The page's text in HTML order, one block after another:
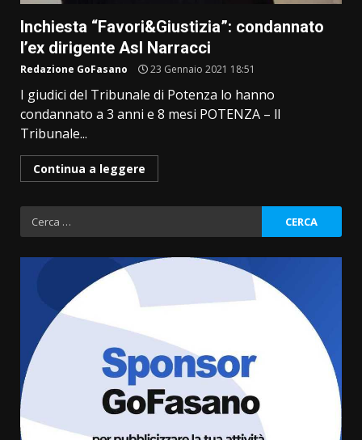
Inchiesta “Favori&Giustizia”: condannato
l’ex dirigente Asl Narracci
Redazione GoFasano 23 Gennaio 2021 18:51
I giudici del Tribunale di Potenza lo hanno
condannato a 3 anni e 8 mesi POTENZA – ll
Tribunale...
Continua a leggere
Ricerca
per:
Politiche Giovanili e Mobilità
Sostenibile: premiati gli studenti
universitari del bando “La strada
giusta”